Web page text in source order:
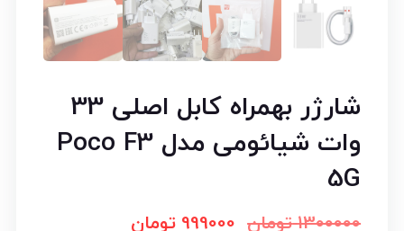
شارژر بهمراه کابل اصلی 33
وات شیائومی مدل Poco F3
5G
1300000 تومان 999000 تومان